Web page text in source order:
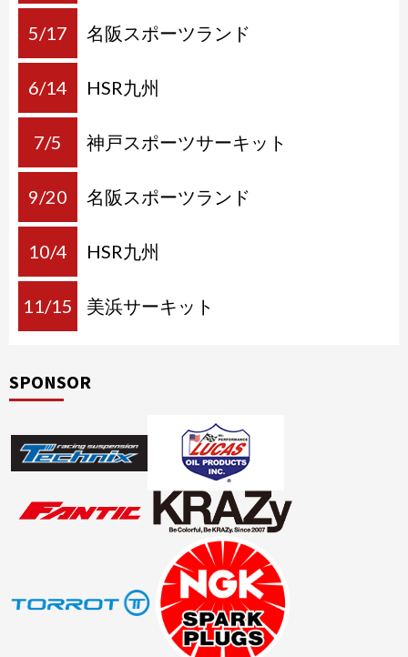
5/17 名阪スポーツランド
6/14 HSR九州
7/5 神戸スポーツサーキット
9/20 名阪スポーツランド
10/4 HSR九州
11/15 美浜サーキット
SPONSOR